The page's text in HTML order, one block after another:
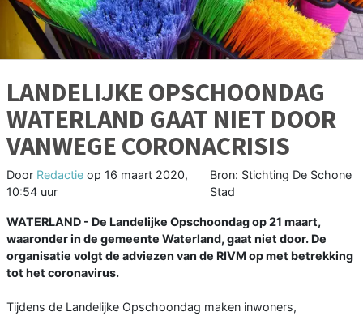
LANDELIJKE OPSCHOONDAG
WATERLAND GAAT NIET DOOR
VANWEGE CORONACRISIS
Door Redactie op 16 maart 2020,
10:54 uur
Bron: Stichting De Schone
Stad
WATERLAND - De Landelijke Opschoondag op 21 maart,
waaronder in de gemeente Waterland, gaat niet door. De
organisatie volgt de adviezen van de RIVM op met betrekking
tot het coronavirus.
Tijdens de Landelijke Opschoondag maken inwoners,